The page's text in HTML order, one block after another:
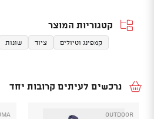
קטגוריות המוצר
קמפינג וטיולים ציוד שונות
נרכשים לעיתים קרובות יחד
Outdoor